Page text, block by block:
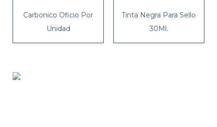
Carbonico Oficio Por
Unidad
Tinta Negra Para Sello
30Ml.